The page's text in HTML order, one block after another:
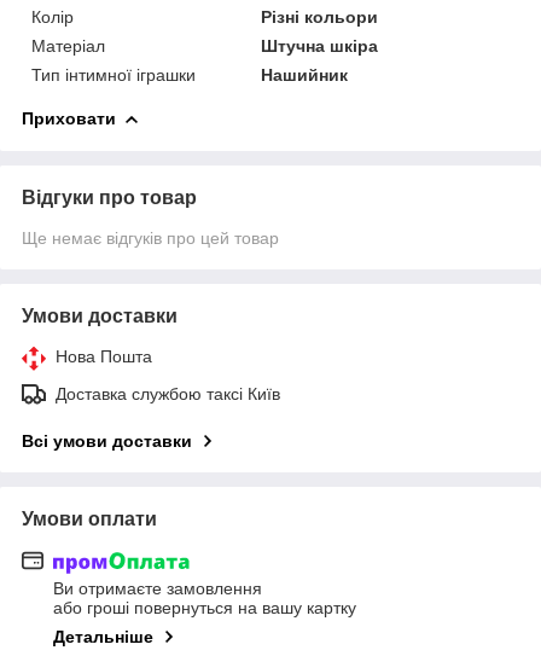
Колір
Різні кольори
Матеріал
Штучна шкіра
Тип інтимної іграшки
Нашийник
Приховати
Відгуки про товар
Ще немає відгуків про цей товар
Умови доставки
Нова Пошта
Доставка службою таксі Київ
Всі умови доставки
Умови оплати
Ви отримаєте замовлення
або гроші повернуться на вашу картку
Детальніше